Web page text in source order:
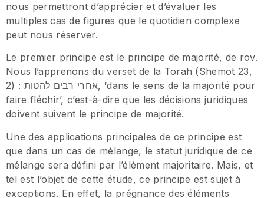
nous permettront d’apprécier et d’évaluer les
multiples cas de figures que le quotidien complexe
peut nous réserver.
Le premier principe est le principe de majorité, de rov.
Nous l’apprenons du verset de la Torah (Shemot 23,
2) : אחרי רבים להטות, ‘dans le sens de la majorité pour
faire fléchir’, c’est-à-dire que les décisions juridiques
doivent suivent le principe de majorité.
Une des applications principales de ce principe est
que dans un cas de mélange, le statut juridique de ce
mélange sera défini par l’élément majoritaire. Mais, et
tel est l’objet de cette étude, ce principe est sujet à
exceptions. En effet, la prégnance des éléments